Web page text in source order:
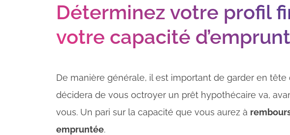
Déterminez votre profil
votre capacité d’emprunt
De manière générale, il est important de garder en tête
décidera de vous octroyer un prêt hypothécaire va,
vous. Un pari sur la capacité que vous aurez à
empruntée.